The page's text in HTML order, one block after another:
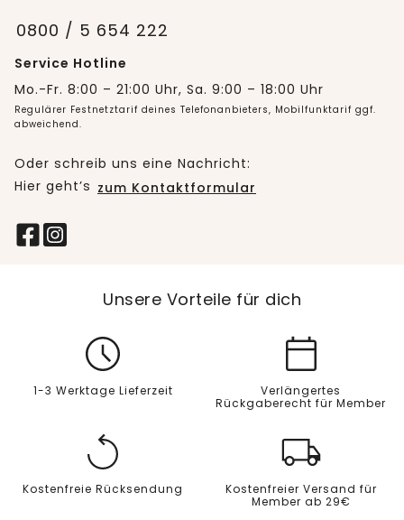
0800 / 5 654 222
Service Hotline
Mo.-Fr. 8:00 – 21:00 Uhr, Sa. 9:00 – 18:00 Uhr
Regulärer Festnetztarif deines Telefonanbieters, Mobilfunktarif ggf.
abweichend.
Oder schreib uns eine Nachricht:
Hier geht’s zum Kontaktformular
Unsere Vorteile für dich
1-3 Werktage Lieferzeit
Verlängertes
Rückgaberecht für Member
Kostenfreie Rücksendung
Kostenfreier Versand für
Member ab 29€